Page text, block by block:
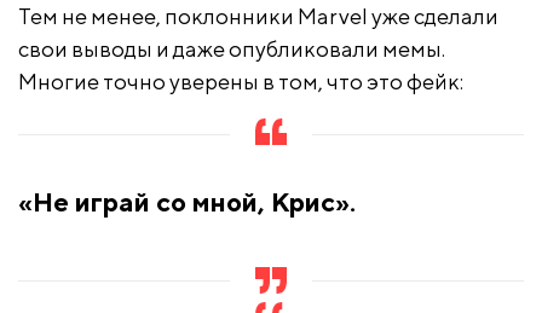
Тем не менее, поклонники Marvel уже сделали
свои выводы и даже опубликовали мемы.
Многие точно уверены в том, что это фейк:
«Не играй со мной, Крис».